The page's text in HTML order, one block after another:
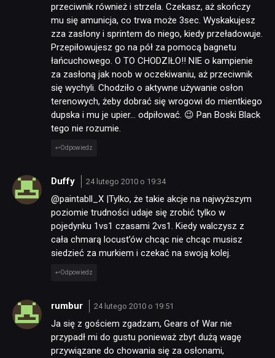
przeciwnik również i strzela. Czekasz, aż skończy
mu się amunicja, co trwa może 3sec. Wyskakujesz
zza zasłony i sprintem do niego, kiedy przeładowuje.
Przepiłowujesz go na pół za pomocą bagnetu
łańcuchowego. O TO CHODZIŁO!! NIE o kampienie
za zasłoną jak noob w oczekiwaniu, aż przeciwnik
się wychyli. Chodziło o aktywne używanie osłon
terenowych, żeby dobrać się wrogowi do mientkiego
dupska i mu je upier… odpiłować. 😉 Pan Boski Black
tego nie rozumie.
Odpowiedz
Duffy 24 lutego 2010 o 19:34
@paintabll_X |Tylko, że takie akcje na najwyższym
poziomie trudności udaje się zrobić tylko w
pojedynku 1vs1 czasami 2vs1. Kiedy walczysz z
cała chmarą locust’ów chcąc nie chcąc musisz
siedzieć za murkiem i czekać na swoją kolej.
Odpowiedz
rumbur 24 lutego 2010 o 19:51
Ja się z gościem zgadzam, Gears of War nie
przypadł mi do gustu ponieważ zbyt dużą wagę
przywiązane do chowania się za osłonami,